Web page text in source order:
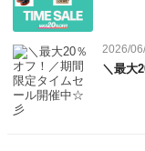
2026/
＼最大